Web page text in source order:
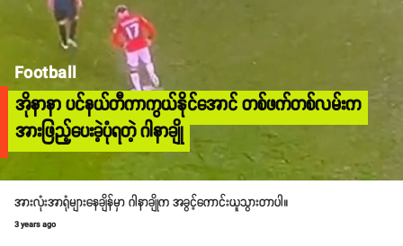
Football
အိုနာနာ ပင်နယ်တီကာကွယ်နိုင်အောင် တစ်ဖက်တစ်လမ်းက
အားဖြည့်ပေးခဲ့ပုံရတဲ့ ဂါနာချို
အားလုံးအာရုံများနေချိန်မှာ ဂါနာချိုက အခွင့်ကောင်းယူသွားတာပါ။
3 years ago